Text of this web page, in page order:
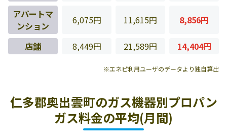
アパートマ
ンション
6,075円 11,615円 8,856円
店舗 8,449円 21,589円 14,404円
※エネピ利用ユーザのデータより独自算出
仁多郡奥出雲町のガス機器別プロパン
ガス料金の平均(月間)